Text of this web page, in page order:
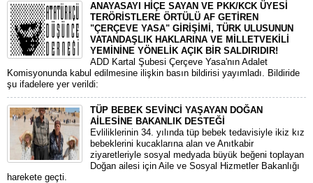
ANAYASAYI HİÇE SAYAN VE PKK/KCK ÜYESİ
TERÖRİSTLERE ÖRTÜLÜ AF GETİREN
"ÇERÇEVE YASA" GİRİŞİMİ, TÜRK ULUSUNUN
VATANDAŞLIK HAKLARINA VE MİLLETVEKİLİ
YEMİNİNE YÖNELİK AÇIK BİR SALDIRIDIR!
ADD Kartal Şubesi Çerçeve Yasa'nın Adalet
Komisyonunda kabul edilmesine ilişkin basın bildirisi yayımladı. Bildiride
şu ifadelere yer verildi:
TÜP BEBEK SEVİNCİ YAŞAYAN DOĞAN
AİLESİNE BAKANLIK DESTEĞİ
​Evliliklerinin 34. yılında tüp bebek tedavisiyle ikiz kız
bebeklerini kucaklarına alan ve Anıtkabir
ziyaretleriyle sosyal medyada büyük beğeni toplayan
Doğan ailesi için Aile ve Sosyal Hizmetler Bakanlığı
harekete geçti.